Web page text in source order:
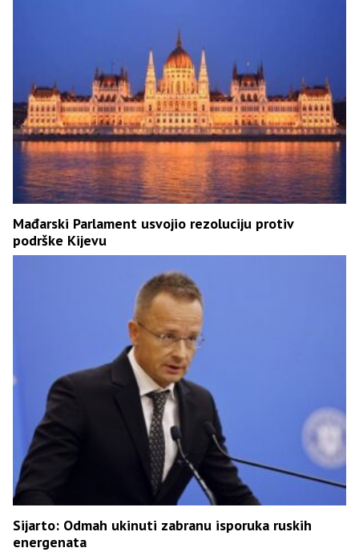
Mađarski Parlament usvojio rezoluciju protiv
podrške Kijevu
Sijarto: Odmah ukinuti zabranu isporuka ruskih
energenata